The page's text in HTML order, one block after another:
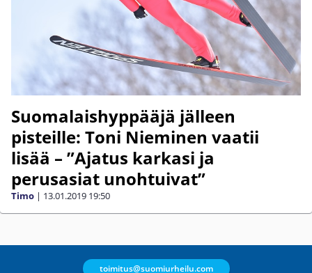
Suomalaishyppääjä jälleen
pisteille: Toni Nieminen vaatii
lisää – ”Ajatus karkasi ja
perusasiat unohtuivat”
Timo | 13.01.2019 19:50
toimitus@suomiurheilu.com